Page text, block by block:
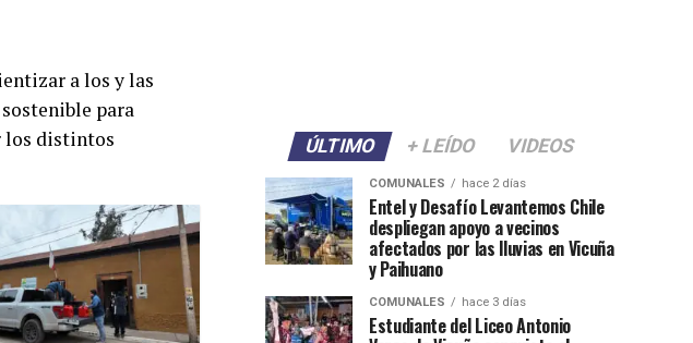
a los y las
para
los distintos
ÚLTIMO + LEÍDO VIDEOS
COMUNALES hace 2 días
Entel y Desafío Levantemos Chile
despliegan apoyo a vecinos
afectados por las lluvias en Vicuña
y Paihuano
COMUNALES hace 3 días
Estudiante del Liceo Antonio